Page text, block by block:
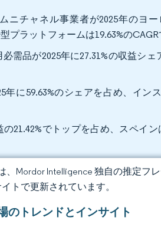
ニチャネル事業者が2025年のヨ
プラットフォームは19.63%の
需品が2025年に27.31%の収益シ
年に59.63%のシェアを占め、イン
21.42%でトップを占め、スペイ
Mordor Intelligence 独自の推定フ
トで更新されています。
のトレンドとインサイト